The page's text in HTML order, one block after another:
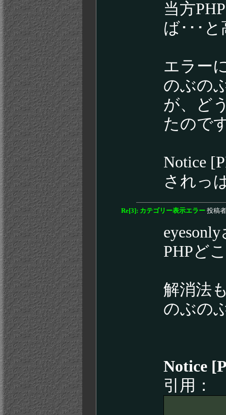
当方
ば･･･
エラー
のぶの
が、ど
たので
Notice
されっ
Re[3]: カテゴリー表示エラー 投稿
PHPど
解消法
のぶの
Notice
引用：